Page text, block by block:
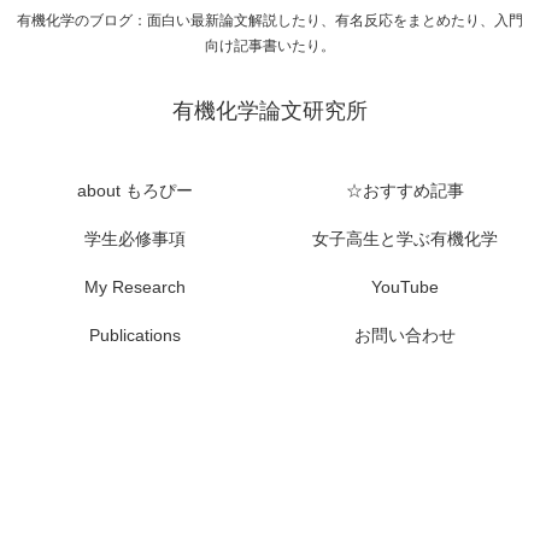
有機化学のブログ：面白い最新論文解説したり、有名反応をまとめたり、入門
向け記事書いたり。
有機化学論文研究所
about もろぴー ☆おすすめ記事
学生必修事項 女子高生と学ぶ有機化学
My Research YouTube
Publications お問い合わせ